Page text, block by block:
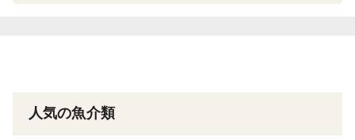
人気の魚介類